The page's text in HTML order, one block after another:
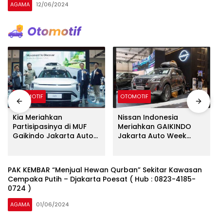
AGAMA 12/06/2024
OTOMOTIF
Kia Meriahkan
Partisipasinya di MUF
Gaikindo Jakarta Auto
Terbaru, Kia EV3
OTOMOTIF
Nissan Indonesia
Meriahkan GAIKINDO
Jakarta Auto Week
Jepang
PAK KEMBAR “Menjual Hewan Qurban” Sekitar Kawasan
Cempaka Putih – Djakarta Poesat ( Hub : 0823-4185-
0724 )
AGAMA 01/06/2024